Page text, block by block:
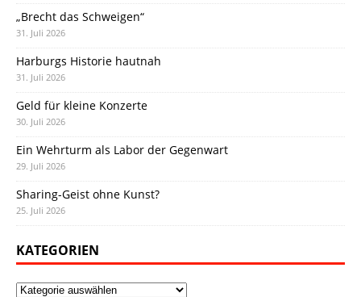
„Brecht das Schweigen“
31. Juli 2026
Harburgs Historie hautnah
31. Juli 2026
Geld für kleine Konzerte
30. Juli 2026
Ein Wehrturm als Labor der Gegenwart
29. Juli 2026
Sharing-Geist ohne Kunst?
25. Juli 2026
KATEGORIEN
Kategorien